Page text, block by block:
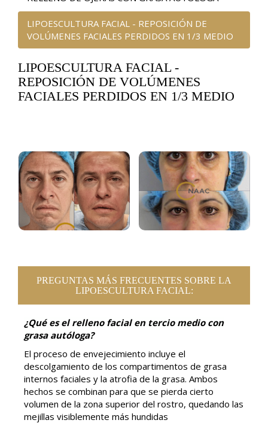
LIPOESCULTURA FACIAL - REPOSICIÓN DE
VOLÚMENES FACIALES PERDIDOS EN 1/3 MEDIO
LIPOESCULTURA FACIAL -
REPOSICIÓN DE VOLÚMENES
FACIALES PERDIDOS EN 1/3 MEDIO
PREGUNTAS MÁS FRECUENTES SOBRE LA
LIPOESCULTURA FACIAL:
¿Qué es el relleno facial en tercio medio con
grasa autóloga?
El proceso de envejecimiento incluye el
descolgamiento de los compartimentos de grasa
internos faciales y la atrofia de la grasa. Ambos
hechos se combinan para que se pierda cierto
volumen de la zona superior del rostro, quedando las
mejillas visiblemente más hundidas